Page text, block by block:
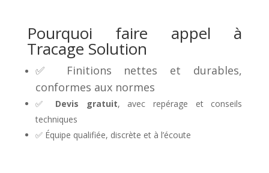
Pourquoi faire appel à
Tracage Solution
✅ Finitions nettes et durables,
conformes aux normes
✅ Devis gratuit, avec repérage et conseils
techniques
✅ Équipe qualifiée, discrète et à l’écoute